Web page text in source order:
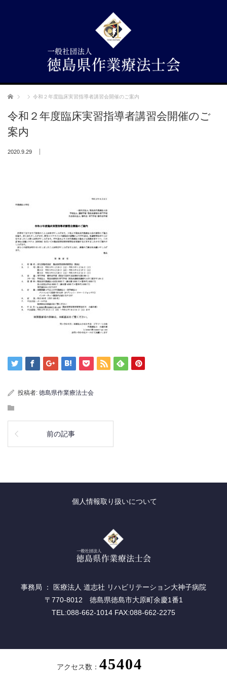
ホーム 令和２年度臨床実習指導者講習会開催のご案内
令和２年度臨床実習指導者講習会開催のご
案内
2020.9.29
投稿者: 徳島県作業療法士会
前の記事
個人情報取り扱いについて
事務局 ： 医療法人 道志社 リハビリテーション大神子病院
〒770-8012 徳島県徳島市大原町余慶1番1
TEL:088-662-1014 FAX:088-662-2275
アクセス数：